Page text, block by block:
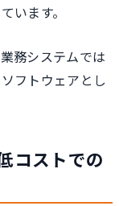
います。
務システムでは
フトウェアとし
コストでの